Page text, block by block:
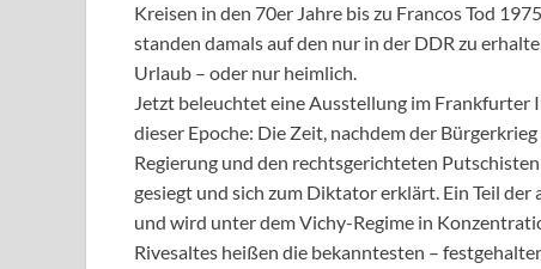
Kreisen in den 70er Jahre bis zu Francos Tod
standen damals auf den nur in der DDR zu
Urlaub – oder nur heimlich.
Jetzt beleuchtet eine Ausstellung im
dieser Epoche: Die Zeit, nachdem der
Regierung und den rechtsgerichteten
gesiegt und sich zum Diktator erklärt. Ein Teil
und wird unter dem Vichy-Regime in
Rivesaltes heißen die bekanntesten –